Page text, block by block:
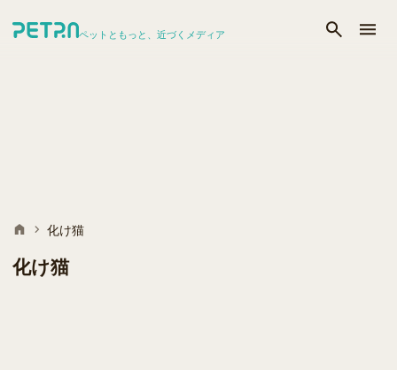
ペットともっと、近づくメディア
化け猫
化け猫